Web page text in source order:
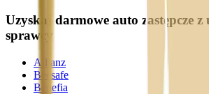
Uzyskaj darmowe auto zastępcze z
sprawcy
Allianz
Beesafe
Benefia